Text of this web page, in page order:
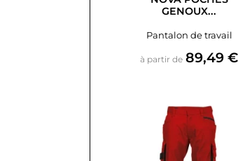
GENOUX...
Pantalon de travail
à partir de Prix
89,49 €